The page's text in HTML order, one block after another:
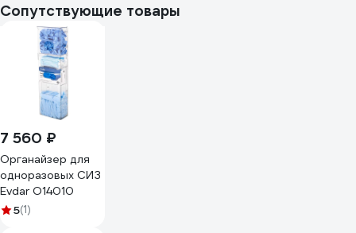
Сопутствующие товары
7 560 ₽
Органайзер для
одноразовых СИЗ
Evdar O14010
5(1)